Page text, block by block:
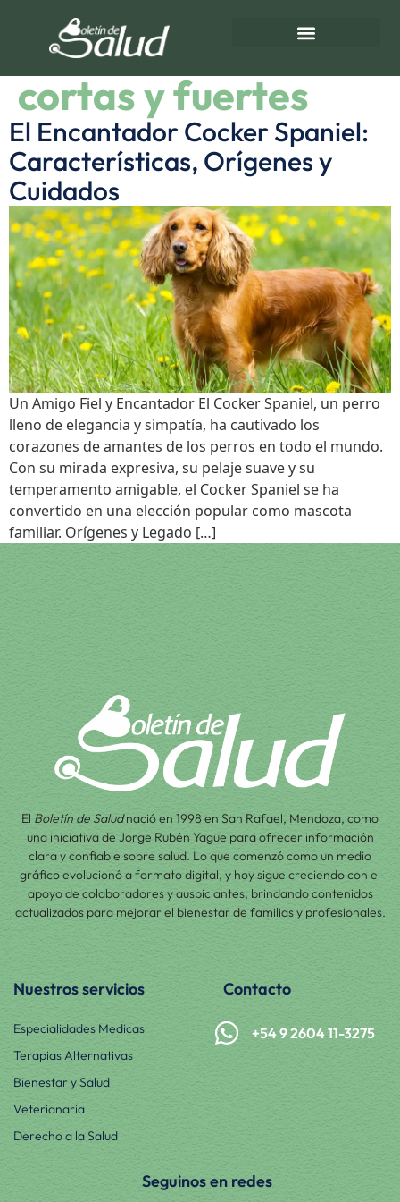
extremidades
cortas y fuertes
El Encantador Cocker Spaniel:
Características, Orígenes y
Cuidados
Un Amigo Fiel y Encantador El Cocker Spaniel, un perro
lleno de elegancia y simpatía, ha cautivado los
corazones de amantes de los perros en todo el mundo.
Con su mirada expresiva, su pelaje suave y su
temperamento amigable, el Cocker Spaniel se ha
convertido en una elección popular como mascota
familiar. Orígenes y Legado […]
El Boletín de Saludnació en 1998 en San Rafael, Mendoza, como
una iniciativa de Jorge Rubén Yagüe para ofrecer información
clara y confiable sobre salud. Lo que comenzó como un medio
gráfico evolucionó a formato digital, y hoy sigue creciendo con el
apoyo de colaboradores y auspiciantes, brindando contenidos
actualizados para mejorar el bienestar de familias y profesionales.
Nuestros servicios
Especialidades Medicas
Terapias Alternativas
Bienestar y Salud
Veterianaria
Derecho a la Salud
Contacto
+54 9 2604 11-3275
Seguinos en redes